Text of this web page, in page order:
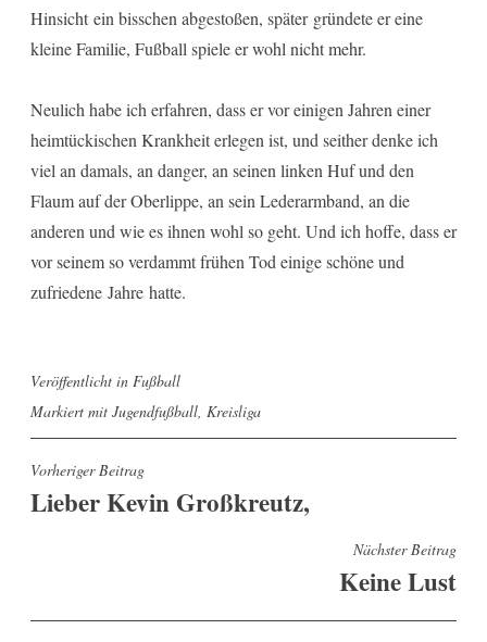
Hinsicht ein bisschen abgestoßen, später gründete er eine
kleine Familie, Fußball spiele er wohl nicht mehr.
Neulich habe ich erfahren, dass er vor einigen Jahren einer
heimtückischen Krankheit erlegen ist, und seither denke ich
viel an damals, an danger, an seinen linken Huf und den
Flaum auf der Oberlippe, an sein Lederarmband, an die
anderen und wie es ihnen wohl so geht. Und ich hoffe, dass er
vor seinem so verdammt frühen Tod einige schöne und
zufriedene Jahre hatte.
Veröffentlicht in Fußball
Markiert mit Jugendfußball, Kreisliga
Beitragsnavigation
Vorheriger Beitrag
Lieber Kevin Großkreutz,
Nächster Beitrag
Keine Lust